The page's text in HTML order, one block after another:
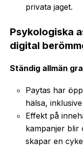
privata jaget.
Psykologiska
digital
Ständig allmän
Paytas har
hälsa,
Effekt på
kampanjer blir
skapar en